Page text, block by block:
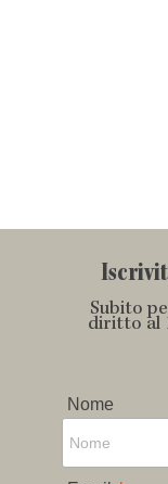
Subito
diritto al
Nome